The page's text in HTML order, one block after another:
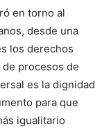
en torno al
desde una
los derechos
procesos de
es la dignidad
para que
igualitario